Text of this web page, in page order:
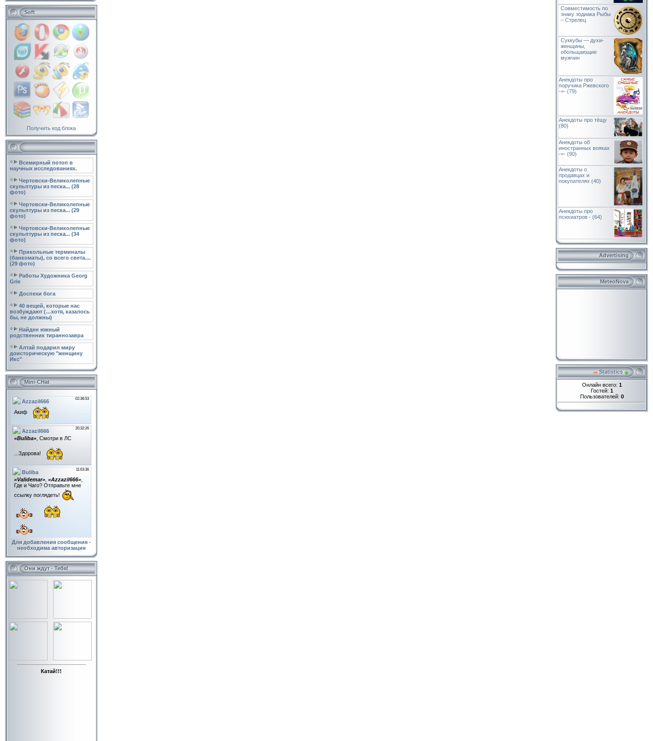
Soft
Получить код блока
Всемирный потоп в
научных исследованиях.
Чертовски-Великолепные
скульптуры из песка... (28
фото)
Чертовски-Великолепные
скульптуры из песка... (29
фото)
Чертовски-Великолепные
скульптуры из песка... (34
фото)
Прикольные терминалы
(банкоматы), со всего света....
(29 фото)
Работы Художника Georg
Grie
Доспехи бога
40 вещей, которые нас
возбуждают (…хотя, казалось
бы, не должны)
Найден южный
родственник тираннозавра
Алтай подарил миру
доисторическую "женщину
Икс"
Mini-CHat
Для добавления сообщения -
необходима авторизация
Они ждут - Тебя!
Катай!!!
Совместимость по
знаку зодиака Рыбы
– Стрелец
Суккубы — духи-
женщины,
обольщающие
мужчин
Анекдоты про
поручика Ржевского
-=- (79)
Анекдоты про тёщу
(80)
Анекдоты об
иностранных вояках
-=- (90)
Анекдоты о
продавцах и
покупателях (40)
Анекдоты про
психиатров - (64)
Advertising
MeteoNova
Statistics
Онлайн всего: 1
Гостей: 1
Пользователей: 0